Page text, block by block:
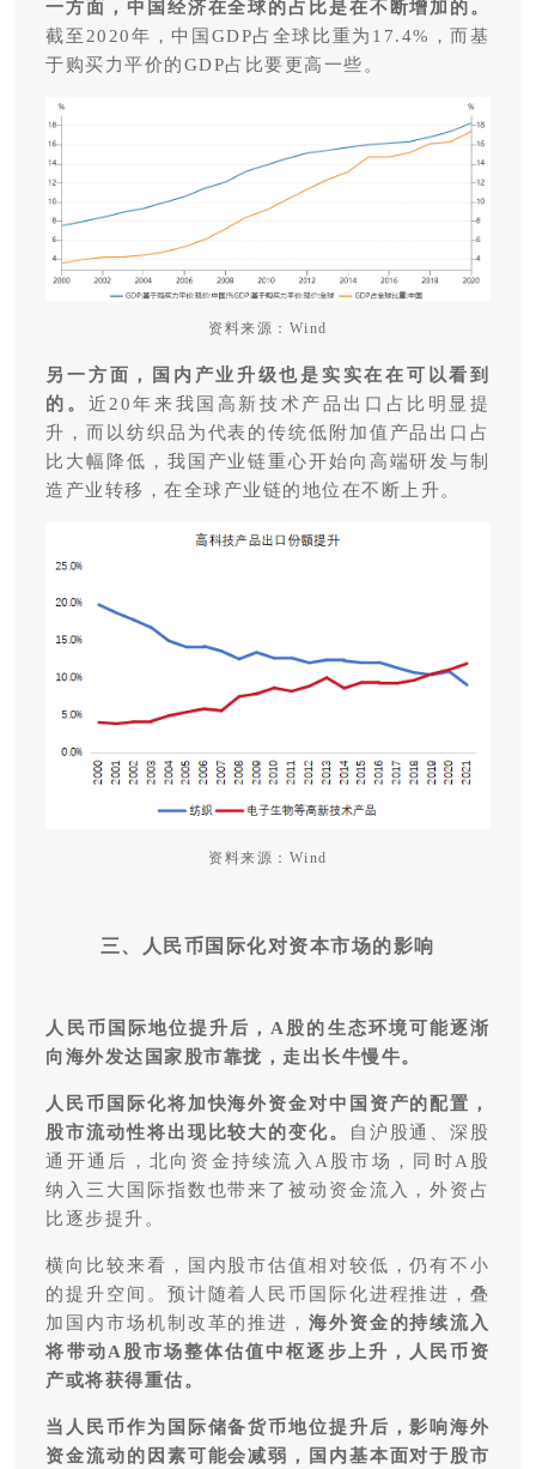
一方面，中国经济在全球的占比是在不断增加的。
截至2020年，中国GDP占全球比重为17.4%，而基
于购买力平价的GDP占比要更高一些。
资料来源：Wind
另一方面，国内产业升级也是实实在在可以看到
的。 近20年来我国高新技术产品出口占比明显提
升，而以纺织品为代表的传统低附加值产品出口占
比大幅降低，我国产业链重心开始向高端研发与制
造产业转移，在全球产业链的地位在不断上升。
资料来源：Wind
三、人民币国际化对资本市场的影响
人民币国际地位提升后，A股的生态环境可能逐渐
向海外发达国家股市靠拢，走出长牛慢牛。
人民币国际化将加快海外资金对中国资产的配置，
股市流动性将出现比较大的变化。
自沪股通、深股
通开通后，北向资金持续流入A股市场，同时A股
纳入三大国际指数也带来了被动资金流入，外资占
比逐步提升。
横向比较来看，国内股市估值相对较低，仍有不小
的提升空间。预计随着人民币国际化进程推进，叠
加国内市场机制改革的推进， 海外资金的持续流入
将带动A股市场整体估值中枢逐步上升，人民币资
产或将获得重估。
当人民币作为国际储备货币地位提升后，影响海外
资金流动的因素可能会减弱，国内基本面对于股市